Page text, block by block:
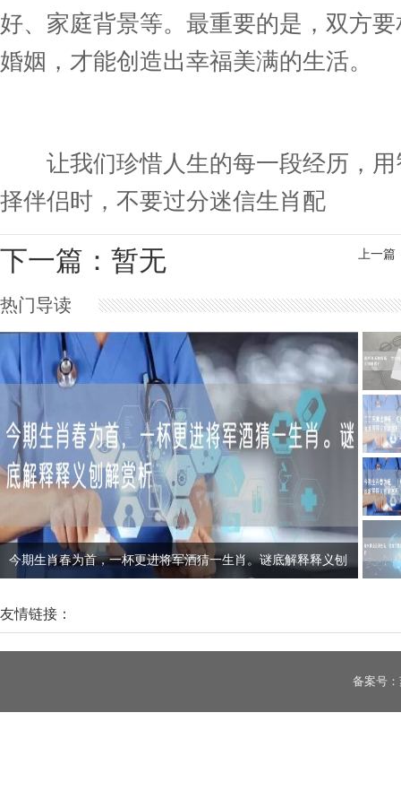
好、家庭背景等。最重要的是，双方
婚姻，才能创造出幸福美满的生活。
让我们珍惜人生的每一段经历，用
择伴侣时，不要过分迷信生肖配
上一篇
下一篇：暂无
热门导读
首，一杯更进将军酒猜一生肖。谜底解释释义刨
刨解赏析
友情链接：
备案号：